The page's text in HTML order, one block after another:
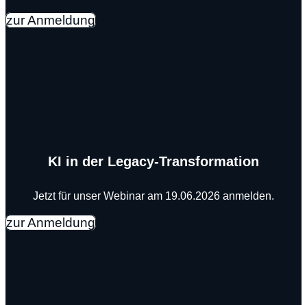
zur Anmeldung
KI in der Legacy-Transformation
Jetzt für unser Webinar am 19.06.2026 anmelden.
zur Anmeldung